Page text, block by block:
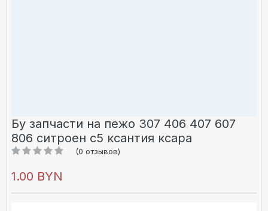
Бу запчасти на пежо 307 406 407 607
806 ситроен с5 ксантия ксара
(0 отзывов)
1.00 BYN